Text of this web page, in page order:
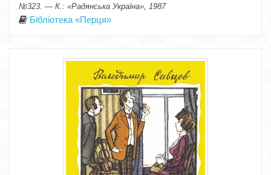
№323. — К.: «Радянська Україна», 1987
Бібліотека «Перця»